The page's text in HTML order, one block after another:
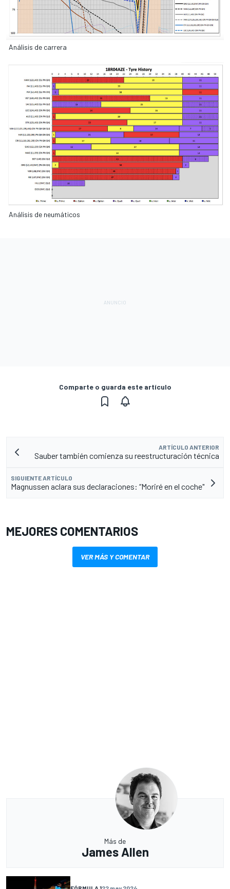
Análisis de carrera
Análisis de neumáticos
Comparte o guarda este artículo
ARTÍCULO ANTERIOR
Sauber también comienza su reestructuración técnica
SIGUIENTE ARTÍCULO
Magnussen aclara sus declaraciones: “Moriré en el coche"
MEJORES COMENTARIOS
VER MÁS Y COMENTAR
Más de
James Allen